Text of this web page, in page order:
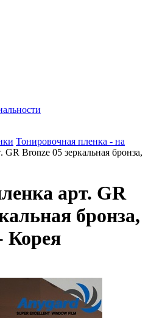
Тонировочная пленка - на
GR Bronze 05 зеркальная бронза,
арт. GR
бронза,
Корея